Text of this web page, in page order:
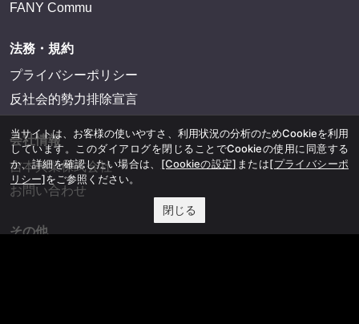
FANY Commu
法務・規約
プライバシーポリシー
反社会的勢力排除宣言
会社情報
吉本興業株式会社
お問い合わせ
その他
当サイトは、お客様の使いやすさ、利用状況の分析のためCookieを利用
しています。このダイアログを閉じることでCookieの使用に同意する
か、詳細を確認したい場合は、 [Cookieの設定] または[プライバシーポ
リシー]をご参照ください。
閉じる